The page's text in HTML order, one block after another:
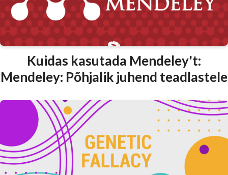
Kuidas kasutada Mendeley't:
Mendeley: Põhjalik juhend teadlastele